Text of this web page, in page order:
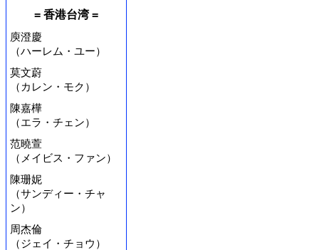
= 香港台湾 =
庾澄慶
（ハーレム・ユー）
莫文蔚
（カレン・モク）
陳嘉樺
（エラ・チェン）
范曉萱
（メイビス・ファン）
陳珊妮
（サンディー・チャ
ン）
周杰倫
（ジェイ・チョウ）